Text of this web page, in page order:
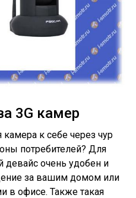
3G камер
к себе через чур
потребителей? Для
девайс очень удобен и
за вашим домом или
в офисе. Также такая